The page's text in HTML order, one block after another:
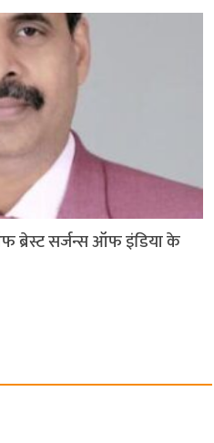
ब्रेस्ट सर्जन्स ऑफ इंडिया के